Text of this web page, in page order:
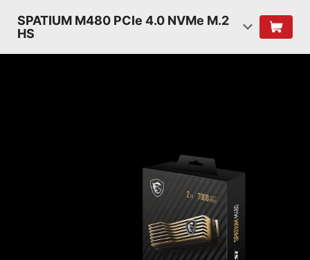
SPATIUM M480 PCIe 4.0 NVMe M.2
HS